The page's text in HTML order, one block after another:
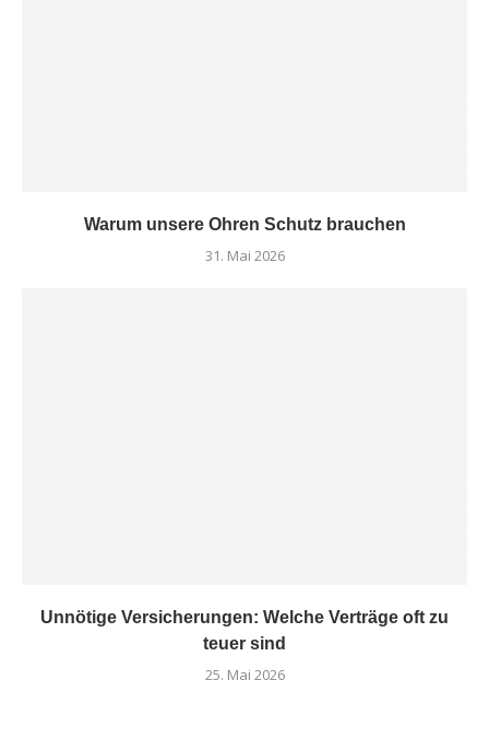
Warum unsere Ohren Schutz brauchen
31. Mai 2026
Unnötige Versicherungen: Welche Verträge oft zu
teuer sind
25. Mai 2026